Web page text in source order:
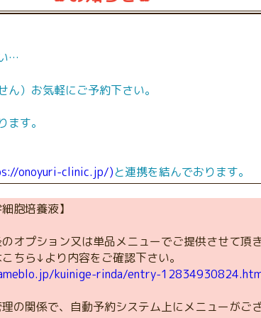
…
）お気軽にご予約下さい。
す。
onoyuri-clinic.jp/)と連携を結んでおります。
胞培養液】
オプション又は単品メニューでご提供させて頂き
ちら↓より内容をご確認下さい。
kuinige-rinda/entry-
の関係で、自動予約システム上にメニューがござ